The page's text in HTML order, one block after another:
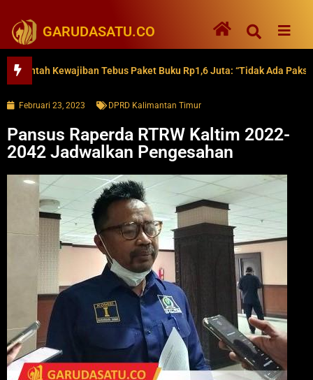
GARUDASATU.CO
Kewajiban Tebus Paket Buku Rp1,6 Juta: “Tidak Ada Paksaan”
Februari 23, 2023 DPRD Kalimantan Timur
Pansus Raperda RTRW Kaltim 2022-
2042 Jadwalkan Pengesahan